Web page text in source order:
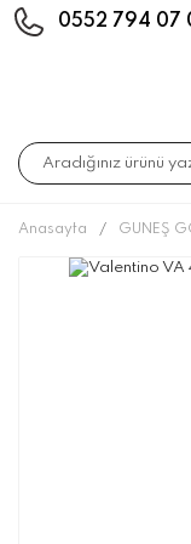
0552 794 07
Anasayfa GÜNEŞ